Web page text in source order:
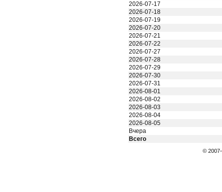
2026-07-17
2026-07-18
2026-07-19
2026-07-20
2026-07-21
2026-07-22
2026-07-27
2026-07-28
2026-07-29
2026-07-30
2026-07-31
2026-08-01
2026-08-02
2026-08-03
2026-08-04
2026-08-05
Вчера
Всего
©